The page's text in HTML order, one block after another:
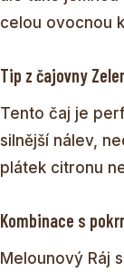
celou ovocnou
Tip z čajovny
Tento čaj je
silnější nálev,
plátek citronu
Kombinace s
Melounový Ráj